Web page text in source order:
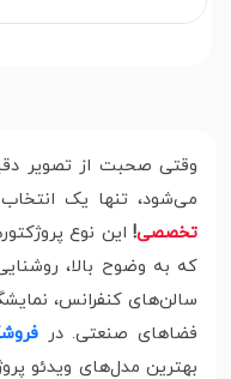
وقتی صحبت از تصویر
می‌شود، تنها یک
تخصصی! این نوع
که به وضوح بالا،
سالن‌های کنفرانس،
فضاهای صنعتی. در
بهترین مدل‌های ویدئو